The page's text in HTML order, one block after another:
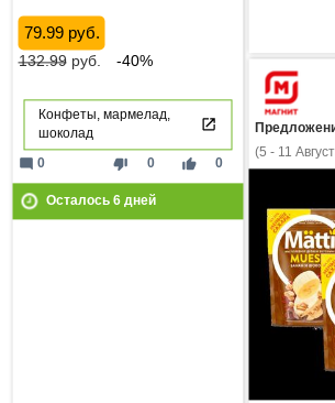
79.99 руб.
132.99руб. -40%
Конфеты, мармелад,
шоколад
thumb_down 0 thumb_up 0
mode_comment 0
Осталось 6дней
(5 - 11